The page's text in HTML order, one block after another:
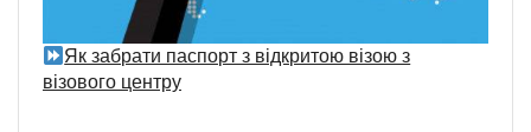
Як забрати паспорт з відкритою візою з
візового центру